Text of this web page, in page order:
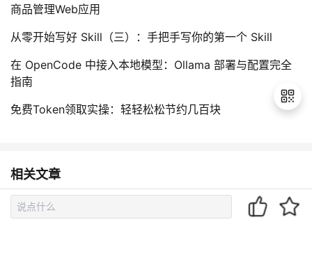
商品管理Web应用
从零开始写好 Skill（三）：手把手写你的第一个 Skill
在 OpenCode 中接入本地模型：Ollama 部署与配置完全
指南
免费Token领取实操：轻轻松松节约几百块
相关文章
分享JAVA工程师的面试技巧丨【奔跑吧！JAVA】